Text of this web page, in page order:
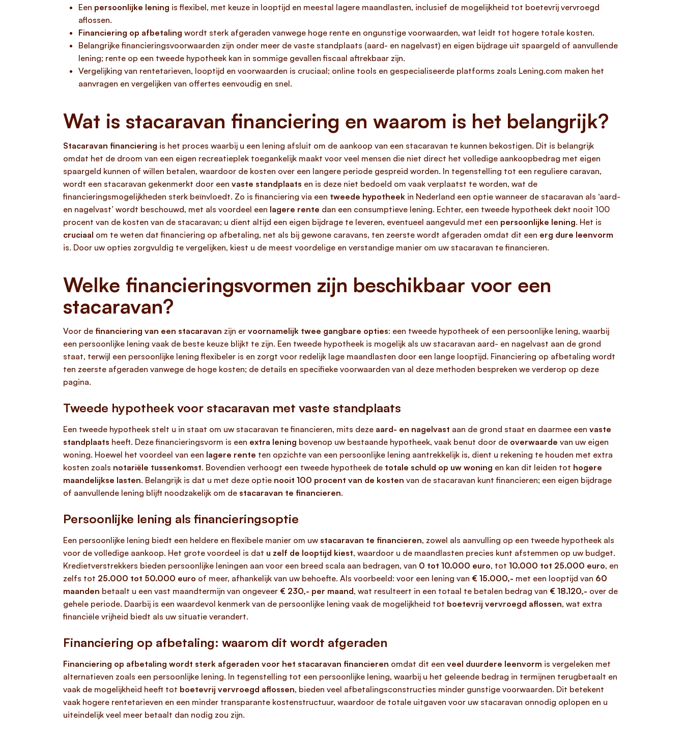
Een persoonlijke lening is flexibel, met keuze in looptijd en meestal lagere maandlasten, inclusief de mogelijkheid tot boetevrij vervroegd
aflossen.
Financiering op afbetaling wordt sterk afgeraden vanwege hoge rente en ongunstige voorwaarden, wat leidt tot hogere totale kosten.
Belangrijke financieringsvoorwaarden zijn onder meer de vaste standplaats (aard- en nagelvast) en eigen bijdrage uit spaargeld of aanvullende
lening; rente op een tweede hypotheek kan in sommige gevallen fiscaal aftrekbaar zijn.
Vergelijking van rentetarieven, looptijd en voorwaarden is cruciaal; online tools en gespecialiseerde platforms zoals Lening.com maken het
aanvragen en vergelijken van offertes eenvoudig en snel.
Wat is stacaravan financiering en waarom is het belangrijk?
Stacaravan financiering is het proces waarbij u een lening afsluit om de aankoop van een stacaravan te kunnen bekostigen. Dit is belangrijk
omdat het de droom van een eigen recreatieplek toegankelijk maakt voor veel mensen die niet direct het volledige aankoopbedrag met eigen
spaargeld kunnen of willen betalen, waardoor de kosten over een langere periode gespreid worden. In tegenstelling tot een reguliere caravan,
wordt een stacaravan gekenmerkt door een vaste standplaats en is deze niet bedoeld om vaak verplaatst te worden, wat de
financieringsmogelijkheden sterk beïnvloedt. Zo is financiering via een tweede hypotheek in Nederland een optie wanneer de stacaravan als ‘aard-
en nagelvast’ wordt beschouwd, met als voordeel een lagere rente dan een consumptieve lening. Echter, een tweede hypotheek dekt nooit 100
procent van de kosten van de stacaravan; u dient altijd een eigen bijdrage te leveren, eventueel aangevuld met een persoonlijke lening. Het is
cruciaal om te weten dat financiering op afbetaling, net als bij gewone caravans, ten zeerste wordt afgeraden omdat dit een erg dure leenvorm
is. Door uw opties zorgvuldig te vergelijken, kiest u de meest voordelige en verstandige manier om uw stacaravan te financieren.
Welke financieringsvormen zijn beschikbaar voor een
stacaravan?
Voor de financiering van een stacaravan zijn er voornamelijk twee gangbare opties: een tweede hypotheek of een persoonlijke lening, waarbij
een persoonlijke lening vaak de beste keuze blijkt te zijn. Een tweede hypotheek is mogelijk als uw stacaravan aard- en nagelvast aan de grond
staat, terwijl een persoonlijke lening flexibeler is en zorgt voor redelijk lage maandlasten door een lange looptijd. Financiering op afbetaling wordt
ten zeerste afgeraden vanwege de hoge kosten; de details en specifieke voorwaarden van al deze methoden bespreken we verderop op deze
pagina.
Tweede hypotheek voor stacaravan met vaste standplaats
Een tweede hypotheek stelt u in staat om uw stacaravan te financieren, mits deze aard- en nagelvast aan de grond staat en daarmee een vaste
standplaats heeft. Deze financieringsvorm is een extra lening bovenop uw bestaande hypotheek, vaak benut door de overwaarde van uw eigen
woning. Hoewel het voordeel van een lagere rente ten opzichte van een persoonlijke lening aantrekkelijk is, dient u rekening te houden met extra
kosten zoals notariële tussenkomst. Bovendien verhoogt een tweede hypotheek de totale schuld op uw woning en kan dit leiden tot hogere
maandelijkse lasten. Belangrijk is dat u met deze optie nooit 100 procent van de kosten van de stacaravan kunt financieren; een eigen bijdrage
of aanvullende lening blijft noodzakelijk om de stacaravan te financieren.
Persoonlijke lening als financieringsoptie
Een persoonlijke lening biedt een heldere en flexibele manier om uw stacaravan te financieren, zowel als aanvulling op een tweede hypotheek als
voor de volledige aankoop. Het grote voordeel is dat u zelf de looptijd kiest, waardoor u de maandlasten precies kunt afstemmen op uw budget.
Kredietverstrekkers bieden persoonlijke leningen aan voor een breed scala aan bedragen, van 0 tot 10.000 euro, tot 10.000 tot 25.000 euro, en
zelfs tot 25.000 tot 50.000 euro of meer, afhankelijk van uw behoefte. Als voorbeeld: voor een lening van € 15.000,- met een looptijd van 60
maanden betaalt u een vast maandtermijn van ongeveer € 230,- per maand, wat resulteert in een totaal te betalen bedrag van € 18.120,- over de
gehele periode. Daarbij is een waardevol kenmerk van de persoonlijke lening vaak de mogelijkheid tot boetevrij vervroegd aflossen, wat extra
financiële vrijheid biedt als uw situatie verandert.
Financiering op afbetaling: waarom dit wordt afgeraden
Financiering op afbetaling wordt sterk afgeraden voor het stacaravan financieren omdat dit een veel duurdere leenvorm is vergeleken met
alternatieven zoals een persoonlijke lening. In tegenstelling tot een persoonlijke lening, waarbij u het geleende bedrag in termijnen terugbetaalt en
vaak de mogelijkheid heeft tot boetevrij vervroegd aflossen, bieden veel afbetalingsconstructies minder gunstige voorwaarden. Dit betekent
vaak hogere rentetarieven en een minder transparante kostenstructuur, waardoor de totale uitgaven voor uw stacaravan onnodig oplopen en u
uiteindelijk veel meer betaalt dan nodig zou zijn.